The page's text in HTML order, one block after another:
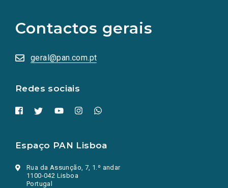
Contactos gerais
geral@pan.com.pt
Redes sociais
redes
sociais
numa
nova
Espaço PAN Lisboa
Rua da Assunção, 7, 1.º andar
1100-042 Lisboa
Portugal